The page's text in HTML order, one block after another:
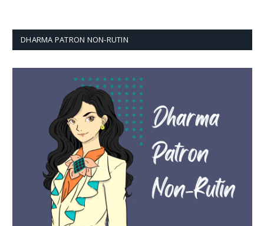
DHARMA PATRON NON-RUTIN